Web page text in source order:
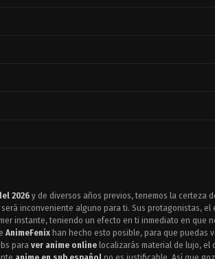
2026 y de diversos años previos, tenemos la certeza
inconveniente alguno para ti. Sus protagonistas,
instante, teniendo un efecto en ti inmediato en que
AnimeFenix han hecho esto posible, para que puedas
para ver anime online localizarás material de lujo, el